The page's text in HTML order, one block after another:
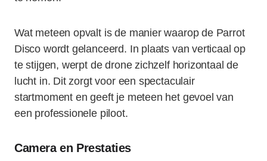
Wat meteen opvalt is de manier waarop de Parrot
Disco wordt gelanceerd. In plaats van verticaal op
te stijgen, werpt de drone zichzelf horizontaal de
lucht in. Dit zorgt voor een spectaculair
startmoment en geeft je meteen het gevoel van
een professionele piloot.
Camera en Prestaties